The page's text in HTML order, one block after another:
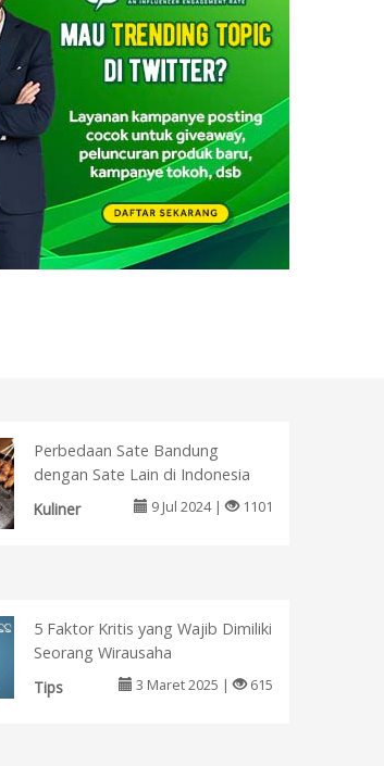
Perbedaan Sate Bandung
dengan Sate Lain di Indonesia
Kuliner
9 Jul 2024 | 1101
5 Faktor Kritis yang Wajib Dimiliki
Seorang Wirausaha
Tips
3 Maret 2025 | 615